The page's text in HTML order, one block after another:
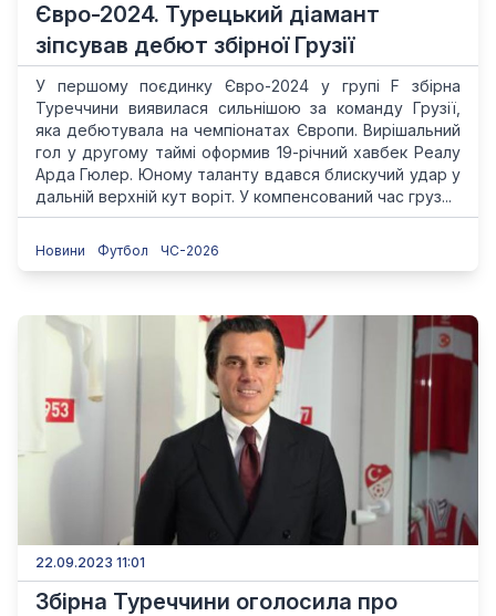
Євро-2024. Турецький діамант
зіпсував дебют збірної Грузії
У першому поєдинку Євро-2024 у групі F збірна
Туреччини виявилася сильнішою за команду Грузії,
яка дебютувала на чемпіонатах Європи. Вирішальний
гол у другому таймі оформив 19-річний хавбек Реалу
Арда Гюлер. Юному таланту вдався блискучий удар у
дальній верхній кут воріт. У компенсований час груз...
Новини Футбол ЧС-2026
22.09.2023 11:01
Збірна Туреччини оголосила про